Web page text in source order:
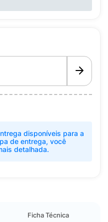
disponíveis para a
de entrega, você
detalhada.
Ficha Técnica